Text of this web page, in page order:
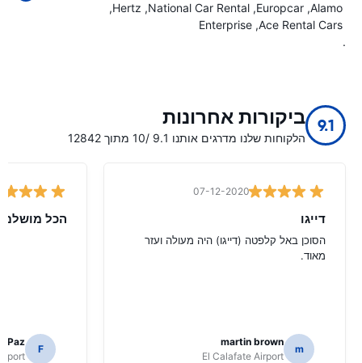
Alamo
Europcar
National Car Rental
Hertz
Ace Rental Cars
Enterprise
.
9.1 ביקורות אחרונות
הלקוחות שלנו מדרגים אותנו 9.1 /10 מתוך 12842
07-12-2020
דייגו
הסוכן באל קלפטה (דייגו) היה מעולה ועזר
מאוד.
m
martin brown
El Calafate Airport
הכל מושלם
F
Paz